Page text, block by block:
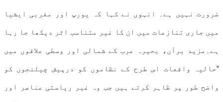
ضرورت نہیں ہے۔ انہوں نے کہا کہ یورپ اور مغربی ایشیا
میں جاری تنازعات میں ان کا غیر متناسب اثر دیکھا جا رہا
ہے۔مزید برآں، بحیرہ عرب کے شمالی اور وسطی علاقوں میں
”حالیہ واقعات اس طرح کے نظاموں کو درپیش چیلنجوں کو
واضح طور پر ظاہر کرتے ہیں جب وہ غیر ریاستی عناصر اور